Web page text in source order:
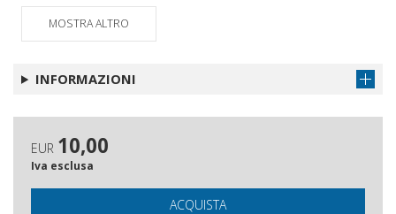
Come dovrebbe essere una rivista di
musica contemporanea oggi :
sondaggio n. 1 : opinioni e proposte
MOSTRA ALTRO
INFORMAZIONI
EUR 10,00
Iva esclusa
ACQUISTA